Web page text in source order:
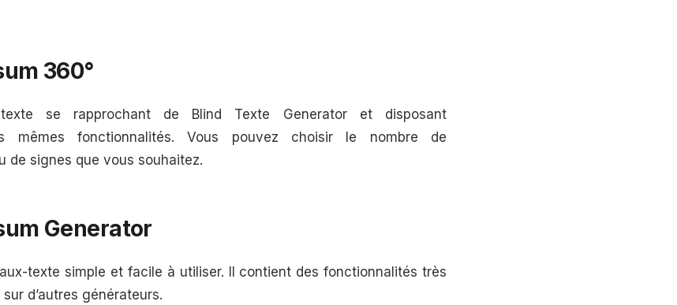
360°
se rapprochant de Blind Texte Generator et disposant
mêmes fonctionnalités. Vous pouvez choisir le nombre de
de signes que vous souhaitez.
Generator
texte simple et facile à utiliser. Il contient des fonctionnalités très
d’autres générateurs.